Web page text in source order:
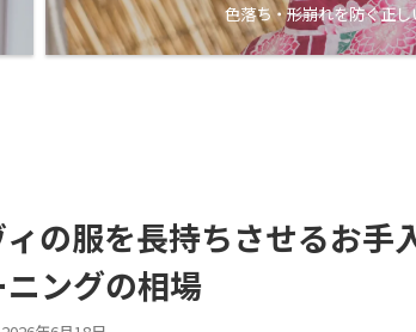
色落ち・形崩れを防ぐ正
の服を長持ちさせるお手
ニングの相場